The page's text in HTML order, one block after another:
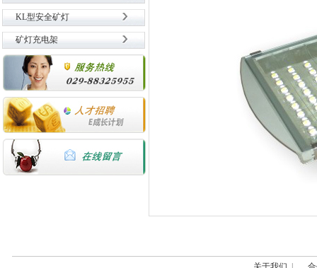
KL型安全矿灯
矿灯充电架